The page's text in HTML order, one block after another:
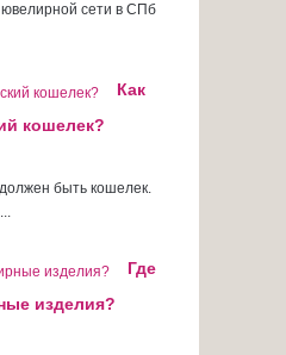
сети в СПб
Как
кошелек?
быть кошелек.
Где
изделия?